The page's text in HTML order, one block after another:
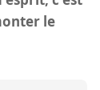
le